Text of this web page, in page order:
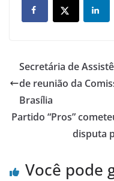
Secretária de
de reunião da
Brasília
Partido “Pros”
disputa
Você pode